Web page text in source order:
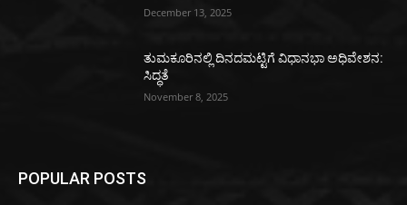
December 13, 2025
ತುಮಕೂರಿನಲ್ಲಿ ದಿನದಮಟ್ಟಿಗೆ ವಿಧಾನಭಾ ಅಧಿವೇಶನ:
ಸಿದ್ಧತೆ
November 8, 2025
POPULAR POSTS